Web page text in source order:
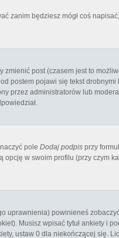
zanim będziesz mógł coś
zmienić post (czasem jest to
postem pojawi się tekst drobnymi
przez administratorów lub
pole Dodaj podpis przy
w swoim profilu (przy czym
uprawnienia) powinieneś
Musisz wpisać tytuł ankiety i
ustaw 0 dla niekończącej się.